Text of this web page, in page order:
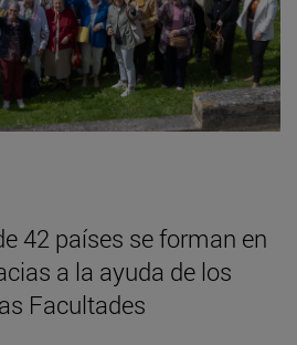
42 países se forman en
a la ayuda de los
Facultades